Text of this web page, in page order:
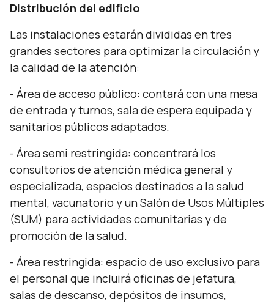
Distribución del edificio
Las instalaciones estarán divididas en tres
grandes sectores para optimizar la circulación y
la calidad de la atención:
- Área de acceso público: contará con una mesa
de entrada y turnos, sala de espera equipada y
sanitarios públicos adaptados.
- Área semi restringida: concentrará los
consultorios de atención médica general y
especializada, espacios destinados a la salud
mental, vacunatorio y un Salón de Usos Múltiples
(SUM) para actividades comunitarias y de
promoción de la salud.
- Área restringida: espacio de uso exclusivo para
el personal que incluirá oficinas de jefatura,
salas de descanso, depósitos de insumos,